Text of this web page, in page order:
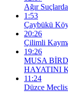
Ağır
1:53
Çaybükü
20:26
Çilimli
19:26
MUSA
HAYATINI
11:24
Düzce